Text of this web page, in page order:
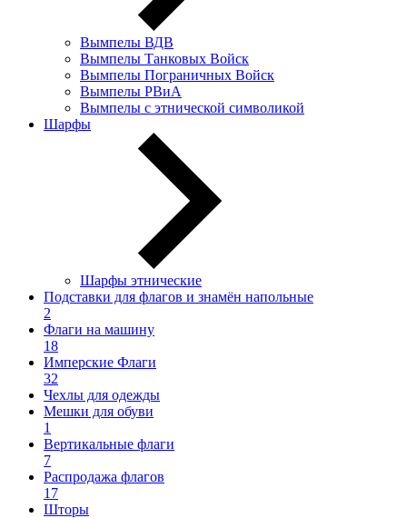
Вымпелы ВДВ
Вымпелы Танковых Войск
Вымпелы Пограничных Войск
Вымпелы РВиА
Вымпелы с этнической символикой
Шарфы
Шарфы этнические
Подставки для флагов и знамён напольные
2
Флаги на машину
18
Имперские Флаги
32
Чехлы для одежды
Мешки для обуви
1
Вертикальные флаги
7
Распродажа флагов
17
Шторы